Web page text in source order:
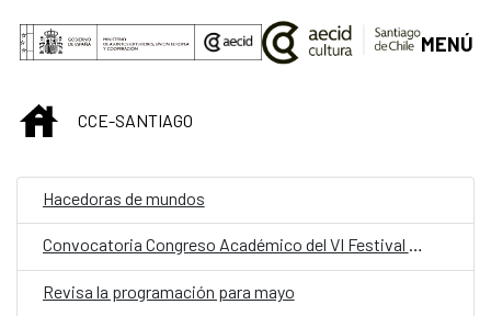
Saltar al contenido principal
MENÚ
INICIOCCE-SANTIAGO
Hacedoras de mundos
Convocatoria Congreso Académico del VI Festival Internacional Santiago Negro
Revisa la programación para mayo